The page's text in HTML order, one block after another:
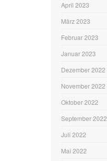
April 2023
März 2023
Februar 2023
Januar 2023
Dezember 2022
November 2022
Oktober 2022
September 2022
Juli 2022
Mai 2022